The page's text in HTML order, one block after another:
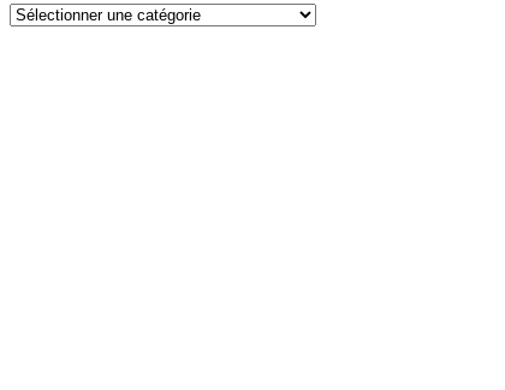
Catégories